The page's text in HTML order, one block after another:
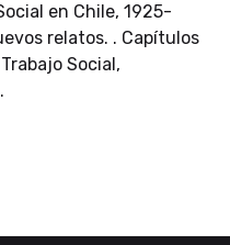
en Chile, 1925-
relatos. . Capítulos
Social,